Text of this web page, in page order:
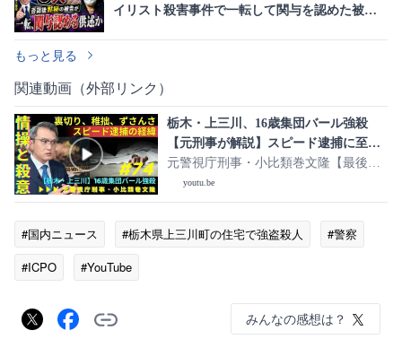
イリスト殺害事件で一転して関与を認めた被告
もっと見る
関連動画（外部リンク）
栃木・上三川、16歳集団バール強殺
【元刑事が解説】スピード逮捕に至っ
た、裏切りの伏線と稚拙、ずさんさ
元警視庁刑事・小比類巻文隆【最後の
取調室】
youtu.be
#国内ニュース #栃木県上三川町の住宅で強盗殺人
#警察
#ICPO
#YouTube
みんなの感想は？